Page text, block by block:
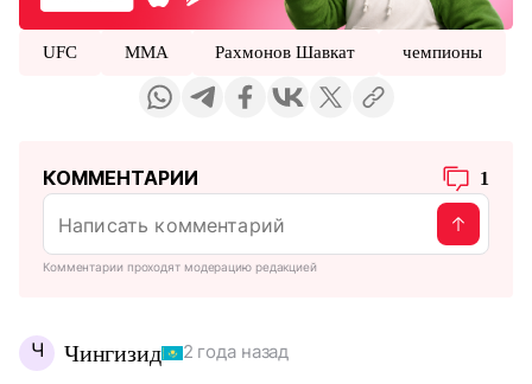
UFC MMA Рахмонов Шавкат чемпионы
КОММЕНТАРИИ 1
Комментарии проходят модерацию редакцией
Ч Чингизид 2 года назад